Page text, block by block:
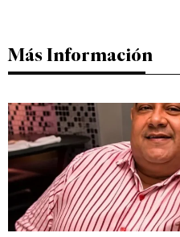
Más Información